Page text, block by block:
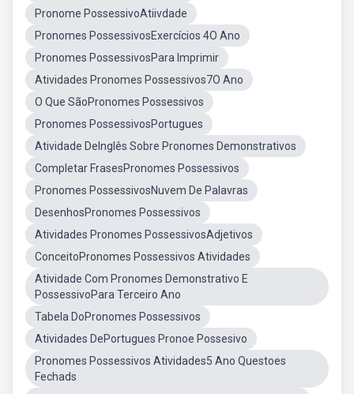
Pronome PossessivoAtiivdade
Pronomes PossessivosExercícios 4O Ano
Pronomes PossessivosPara Imprimir
Atividades Pronomes Possessivos7O Ano
O Que SãoPronomes Possessivos
Pronomes PossessivosPortugues
Atividade DeInglês Sobre Pronomes Demonstrativos
Completar FrasesPronomes Possessivos
Pronomes PossessivosNuvem De Palavras
DesenhosPronomes Possessivos
Atividades Pronomes PossessivosAdjetivos
ConceitoPronomes Possessivos Atividades
Atividade Com Pronomes Demonstrativo E
PossessivoPara Terceiro Ano
Tabela DoPronomes Possessivos
Atividades DePortugues Pronoe Possesivo
Pronomes Possessivos Atividades5 Ano Questoes
Fechads